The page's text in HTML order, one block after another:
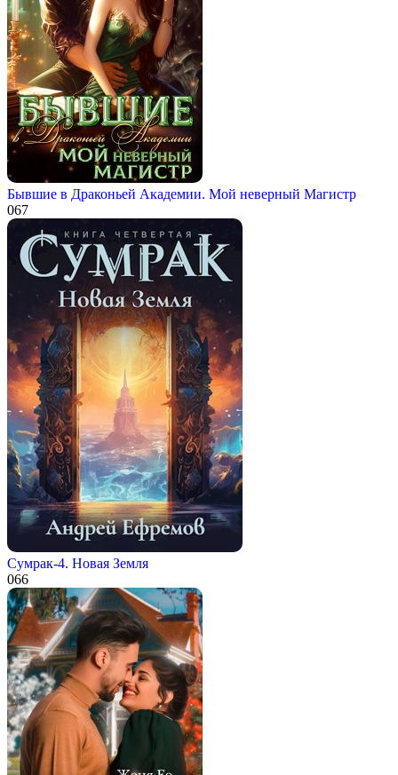
Бывшие в Драконьей Академии. Мой неверный Магистр
067
Сумрак-4. Новая Земля
066